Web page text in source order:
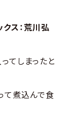
ス：荒川弘
てしまったと
て煮込んで食